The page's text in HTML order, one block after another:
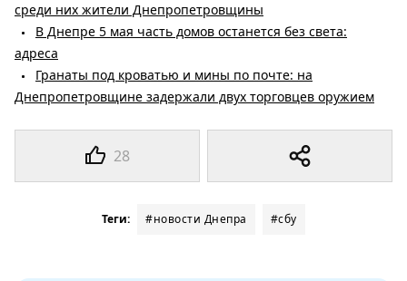
28
среди них жители Днепропетровщины
В Днепре 5 мая часть домов останется без света:
адреса
Гранаты под кроватью и мины по почте: на
Днепропетровщине задержали двух торговцев оружием
Теги: #новости Днепра #сбу